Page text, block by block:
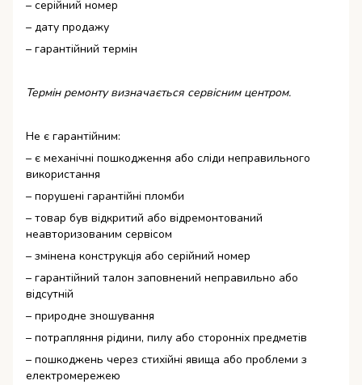
– серійний номер
– дату продажу
– гарантійний термін
Термін ремонту визначається сервісним центром.
Не є гарантійним:
– є механічні пошкодження або сліди неправильного
використання
– порушені гарантійні пломби
– товар був відкритий або відремонтований
неавторизованим сервісом
– змінена конструкція або серійний номер
– гарантійний талон заповнений неправильно або
відсутній
– природне зношування
– потрапляння рідини, пилу або сторонніх предметів
– пошкоджень через стихійні явища або проблеми з
електромережею